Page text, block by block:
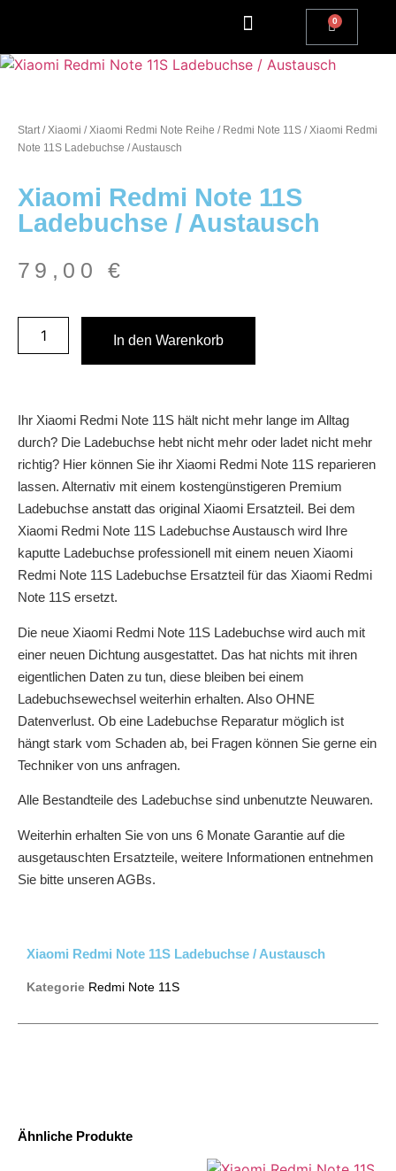
Start/Xiaomi /Xiaomi Redmi Note Reihe / Redmi Note 11S / Xiaomi Redmi
Note 11S Ladebuchse / Austausch
Xiaomi Redmi Note 11S
Ladebuchse / Austausch
79,00€
In den Warenkorb
Ihr Xiaomi Redmi Note 11S hält nicht mehr lange im Alltag
durch? Die Ladebuchse hebt nicht mehr oder ladet nicht mehr
richtig? Hier können Sie ihr Xiaomi Redmi Note 11S reparieren
lassen. Alternativ mit einem kostengünstigeren Premium
Ladebuchse anstatt das original Xiaomi Ersatzteil. Bei dem
Xiaomi Redmi Note 11S Ladebuchse Austausch wird Ihre
kaputte Ladebuchse professionell mit einem neuen Xiaomi
Redmi Note 11S Ladebuchse Ersatzteil für das Xiaomi Redmi
Note 11S ersetzt.
Die neue Xiaomi Redmi Note 11S Ladebuchse wird auch mit
einer neuen Dichtung ausgestattet. Das hat nichts mit ihren
eigentlichen Daten zu tun, diese bleiben bei einem
Ladebuchsewechsel weiterhin erhalten. Also OHNE
Datenverlust. Ob eine Ladebuchse Reparatur möglich ist
hängt stark vom Schaden ab, bei Fragen können Sie gerne ein
Techniker von uns anfragen.
Alle Bestandteile des Ladebuchse sind unbenutzte Neuwaren.
Weiterhin erhalten Sie von uns 6 Monate Garantie auf die
ausgetauschten Ersatzteile, weitere Informationen entnehmen
Sie bitte unseren AGBs.
Ähnliche Produkte
Xiaomi Redmi Note 11S Ladebuchse / Austausch
Kategorie Redmi Note 11S